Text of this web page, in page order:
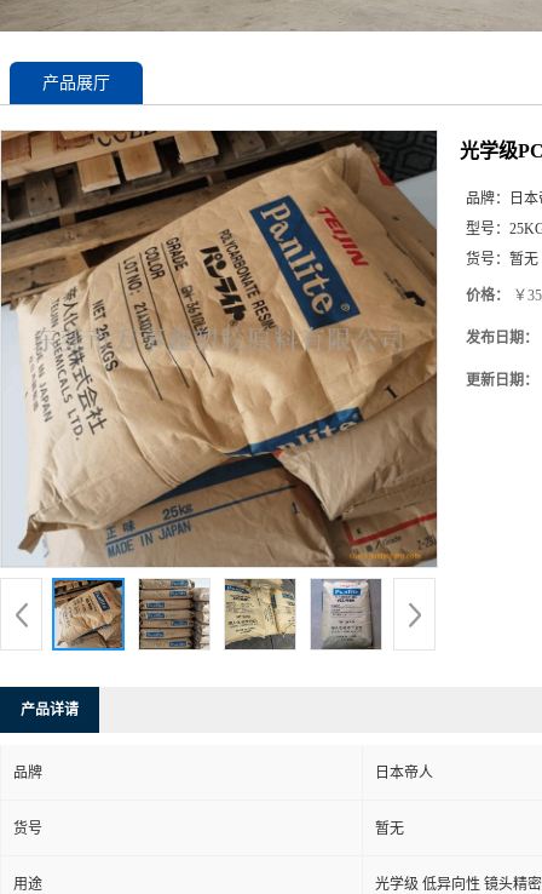
产品展厅
光学级
品牌：
日
型号：
货号： 暂无
价格： ￥
发布日期：
更新日期：
产品详请
品牌 日本帝人
货号 暂无
用途 光学级 低异向性 镜头精